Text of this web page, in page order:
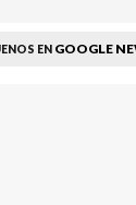
EN GOOGLE